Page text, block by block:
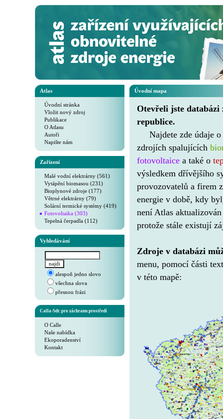
Atlas
Úvodní stránka
Vložit nový zdroj
Publikace
O Atlasu
Autoři
Napište nám
Zařízení
Malé vodní elektrárny (561)
Vytápění biomasou (231)
Bioplynové zdroje (177)
Větrné elektrárny (79)
Solární termické systémy (419)
Fotovoltaika (303)
Tepelná čerpadla (112)
Vyhledávání
alespoň jedno slovo
všechna slova
přesnou frázi
Calla-Sdr. pro záchranu prostředí
O Calle
Naše nabídka
Ekoporadenství
Kontakt
Úvodní mapa
Otevřeli jste databázi
republice.
Najdete zde údaje o
zdrojích spalujících
fotovoltaice a také o
výsledkem dřívějšího
provozovatelů a firem
energie v době, kdy
není Atlas
protože stále existují
Zdroje v databázi
menu, pomocí části
v této mapě: